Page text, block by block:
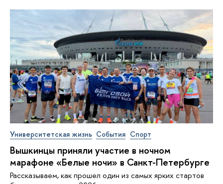
Университетская жизнь События Спорт
Вышкинцы приняли участие в ночном
марафоне «Белые ночи» в Санкт-Петербурге
Рассказываем, как прошел один из самых ярких стартов